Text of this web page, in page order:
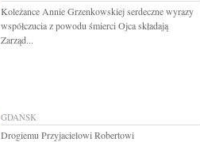
Koleżance Annie Grzenkowskiej serdeczne wyrazy
współczucia z powodu śmierci Ojca składają
Zarząd...
GDAŃSK
Drogiemu Przyjacielowi Robertowi